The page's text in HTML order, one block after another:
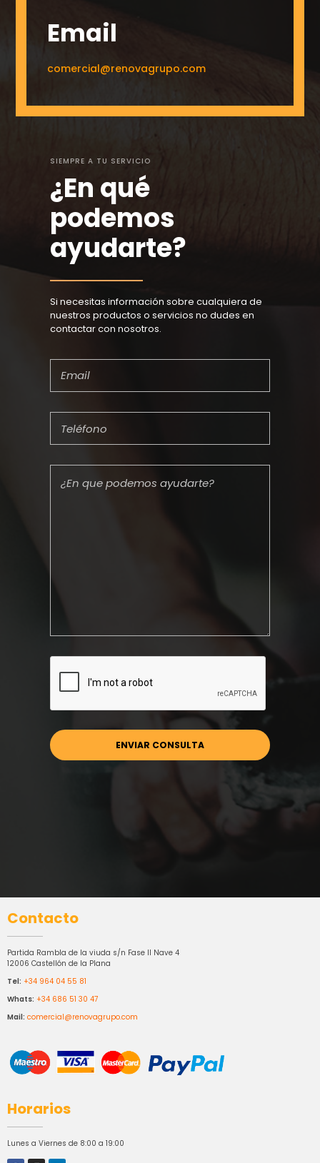
SIEMPRE A TU SERVICIO
¿En qué
podemos
ayudarte?
Si necesitas información sobre cualquiera de
nuestros productos o servicios no dudes en
contactar con nosotros.
Email
comercial@renovagrupo.com
Contacto
Partida Rambla de la viuda s/n Fase II Nave 4
12006 Castellón de la Plana
Tel: +34 964 04 55 81
Whats: +34 686 51 30 47
Mail: comercial@renovagrupo.com
Horarios
Lunes a Viernes de 8:00 a 19:00